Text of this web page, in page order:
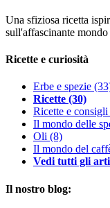
Una sfiziosa ricetta
sull'affascinante
Ricette e curiosità
Erbe e spezie
Ricette (30)
Ricette e consigli
Il mondo delle
Oli (8)
Il mondo del
Vedi tutti gli
Il nostro blog: